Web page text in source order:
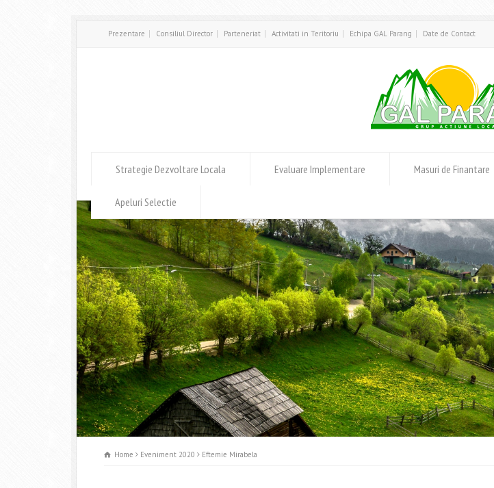
Prezentare Consiliul Director Parteneriat Activitati in Teritoriu Echipa GAL Parang Date de Contact
Strategie Dezvoltare Locala Evaluare Implementare Masuri de Finantare
Apeluri Selectie
Home Eveniment 2020 Eftemie Mirabela